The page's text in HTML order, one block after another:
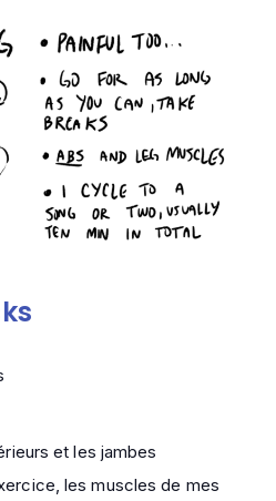
et les jambes
les muscles de mes